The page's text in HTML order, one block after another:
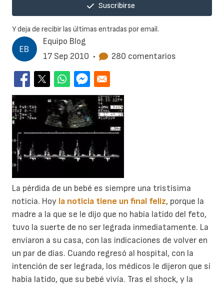
Equipo Blog
17 Sep 2010 • 280 comentarios
La pérdida de un bebé es siempre una tristísima
noticia. Hoy la noticia tiene un final feliz, porque la
madre a la que se le dijo que no había latido del feto,
tuvo la suerte de no ser legrada inmediatamente. La
enviaron a su casa, con las indicaciones de volver en
un par de días. Cuando regresó al hospital, con la
intención de ser legrada, los médicos le dijeron que sí
había latido, que su bebé vivía. Tras el shock, y la
Suscribirse
Y deja de recibir las últimas entradas por email.